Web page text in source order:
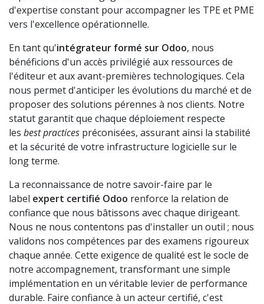
d'expertise constant pour accompagner les TPE et PME
vers l'excellence opérationnelle.
En tant qu'intégrateur formé sur Odoo, nous
bénéficions d'un accès privilégié aux ressources de
l'éditeur et aux avant-premières technologiques. Cela
nous permet d'anticiper les évolutions du marché et de
proposer des solutions pérennes à nos clients. Notre
statut garantit que chaque déploiement respecte
les best practices préconisées, assurant ainsi la stabilité
et la sécurité de votre infrastructure logicielle sur le
long terme.
La reconnaissance de notre savoir-faire par le
label expert certifié Odoo renforce la relation de
confiance que nous bâtissons avec chaque dirigeant.
Nous ne nous contentons pas d'installer un outil ; nous
validons nos compétences par des examens rigoureux
chaque année. Cette exigence de qualité est le socle de
notre accompagnement, transformant une simple
implémentation en un véritable levier de performance
durable. Faire confiance à un acteur certifié, c'est